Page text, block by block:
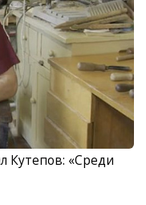
Кутепов: «Среди